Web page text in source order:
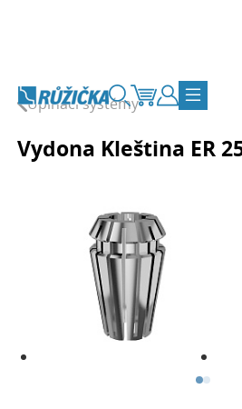
Vyhledávání
KošíkZákaznický
Upínací systémy
Vydona Kleština ER